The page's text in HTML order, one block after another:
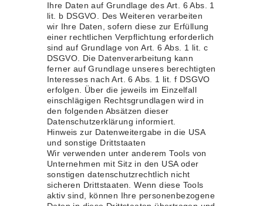
Ihre Daten auf Grundlage des Art. 6 Abs. 1
lit. b DSGVO. Des Weiteren verarbeiten
wir Ihre Daten, sofern diese zur Erfüllung
einer rechtlichen Verpflichtung erforderlich
sind auf Grundlage von Art. 6 Abs. 1 lit. c
DSGVO. Die Datenverarbeitung kann
ferner auf Grundlage unseres berechtigten
Interesses nach Art. 6 Abs. 1 lit. f DSGVO
erfolgen. Über die jeweils im Einzelfall
einschlägigen Rechtsgrundlagen wird in
den folgenden Absätzen dieser
Datenschutzerklärung informiert.
Hinweis zur Datenweitergabe in die USA
und sonstige Drittstaaten
Wir verwenden unter anderem Tools von
Unternehmen mit Sitz in den USA oder
sonstigen datenschutzrechtlich nicht
sicheren Drittstaaten. Wenn diese Tools
aktiv sind, können Ihre personenbezogene